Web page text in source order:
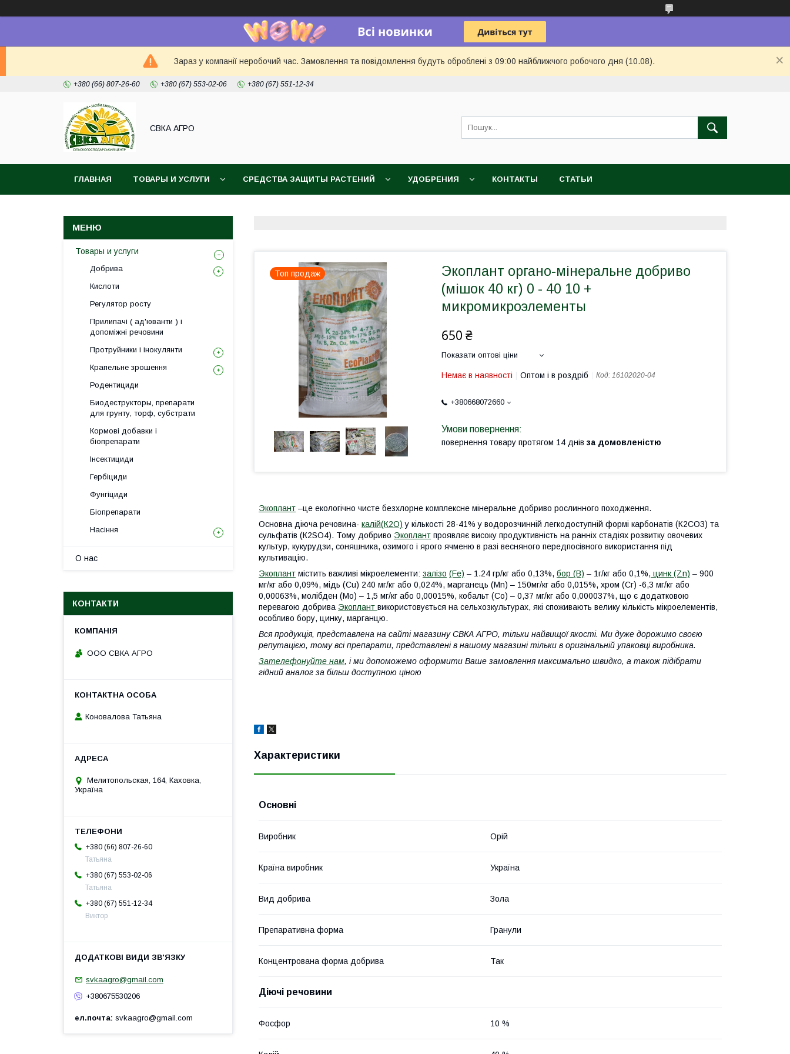
Зараз у компанії неробочий час. Замовлення та повідомлення будуть оброблені з 09:00 найближчого робочого дня (10.08).
+380 (66) 807-26-60 +380 (67) 553-02-06 +380 (67) 551-12-34
СВКА АГРО
ГЛАВНАЯ ТОВАРЫ И УСЛУГИ СРЕДСТВА ЗАЩИТЫ РАСТЕНИЙ УДОБРЕНИЯ КОНТАКТЫ СТАТЬИ
Топ продаж
Экоплант органо-мінеральне добриво
(мішок 40 кг) 0 - 40 10 +
микромикроэлементы
650 ₴
Показати оптові ціни
Немає в наявності Оптом і в роздріб Код: 16102020-04
+380668072660
повернення товару протягом 14 днів за домовленістю
Экоплант –це екологічно чисте безхлорне комплексне мінеральне добриво рослинного походження.
Основна діюча речовина- калій(К2О) у кількості 28-41% у водорозчинній легкодоступній формі карбонатів (К2СО3) та
сульфатів (К2ЅО4). Тому добриво Экоплант проявляє високу продуктивність на ранніх стадіях розвитку овочевих
культур, кукурудзи, соняшника, озимого і ярого ячменю в разі весняного передпосівного використання під
культивацію.
Экоплант містить важливі мікроелементи: залізо (Fe) – 1.24 гр/кг або 0,13%, бор (В) – 1г/кг або 0,1%, цинк (Zn) – 900
мг/кг або 0,09%, мідь (Cu) 240 мг/кг або 0,024%, марганець (Mn) – 150мг/кг або 0,015%, хром (Сг) -6,3 мг/кг або
0,00063%, молібден (Мо) – 1,5 мг/кг або 0,00015%, кобальт (Со) – 0,37 мг/кг або 0,000037%, що є додатковою
перевагою добрива Экоплант використовується на сельхозкультурах, які споживають велику кількість мікроелементів,
особливо бору, цинку, марганцю.
Вся продукція, представлена на сайті магазину СВКА АГРО, тільки найвищої якості. Ми дуже дорожимо своєю
репутацією, тому всі препарати, представлені в нашому магазині тільки в оригінальній упаковці виробника.
Зателефонуйте нам, і ми допоможемо оформити Ваше замовлення максимально швидко, а також підібрати
гідний аналог за більш доступною ціною
Характеристики
Основні
Виробник Орій
Країна виробник Україна
Вид добрива Зола
Препаративна форма Гранули
Концентрована форма добрива Так
Діючі речовини
Фосфор 10 %
Товары и услуги
Добрива
Кислоти
Регулятор росту
Прилипачі ( ад'юванти ) і
допоміжні речовини
Протруйники і інокулянти
Крапельне зрошення
Родентициди
Биодеструкторы, препарати
для грунту, торф, субстрати
Кормові добавки і
біопрепарати
Інсектициди
Гербіциди
Фунгіциди
Біопрепарати
Насіння
О нас
КОНТАКТИ
ООО СВКА АГРО
Коновалова Татьяна
Мелитопольская, 164, Каховка,
Україна
+380 (66) 807-26-60
Татьяна
+380 (67) 553-02-06
Татьяна
+380 (67) 551-12-34
Виктор
svkaagro@gmail.com
+380675530206
ел.почта svkaagro@gmail.com